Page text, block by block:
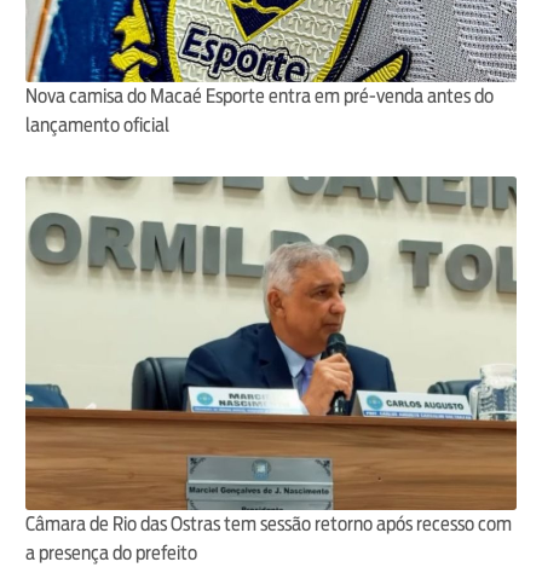
Nova camisa do Macaé Esporte entra em pré-venda antes do
lançamento oficial
Câmara de Rio das Ostras tem sessão retorno após recesso com
a presença do prefeito